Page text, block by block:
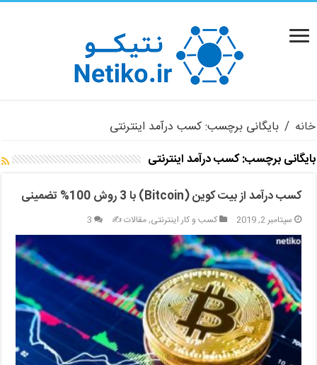
خانه / بایگانی برچسب: کسب درآمد اینترنتی
بایگانی برچسب:کسب درآمد اینترنتی
کسب درآمد از بیت کوین (Bitcoin) با 3 روش 100% تضمینی
سپتامبر 2, 2019 کسب و کار اینترنتی,مقالات ✍️ 3